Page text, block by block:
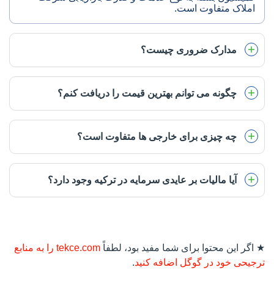
املاک متفاوت است.
مدارک ضروری چیست؟
چگونه می توانم بهترین قیمت را دریافت کنم؟
چه چیزی برای خارجی ها متفاوت است؟
آیا مالیات بر عایدی سرمایه در ترکیه وجود دارد؟
★ اگر این محتوا برای شما مفید بود، لطفاً
tekce.com را به منابع
ترجیحی خود در گوگل اضافه کنید.